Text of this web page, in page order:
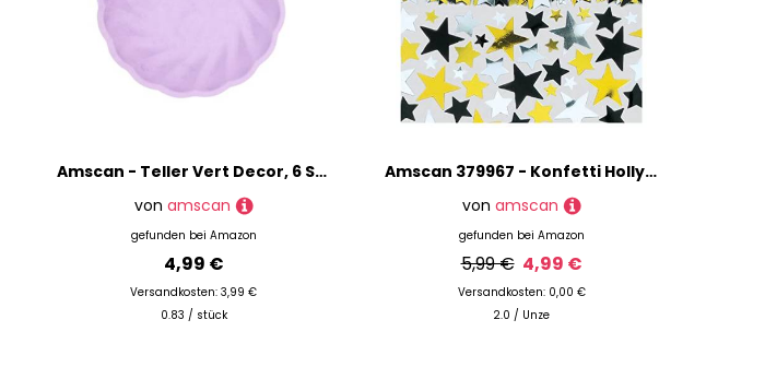
Amscan - Teller Vert Decor, 6 Stück, Durchmesser 22,9 cm, Partygeschirr aus schnell nachwachsenden Rohstoffen, für Geburtstage, Grillpartys, Jubiläen uvm.
von amscan
gefunden bei Amazon
4,99 €
Versandkosten: 3,99 €
0.83 / stück
Amscan 379967 - Konfetti Hollywood, Sterne, Folie, 70 g, Streudeko, Tischdekoration, Karneval, Mottoparty
von amscan
gefunden bei Amazon
5,99 € 4,99 €
Versandkosten: 0,00 €
2.0 / Unze